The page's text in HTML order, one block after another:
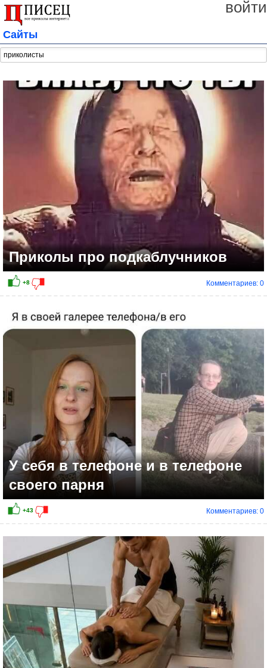
войти
Сайты
Приколы про подкаблучников
+8
Комментариев: 0
У себя в телефоне и в телефоне
своего парня
Комментариев: 0